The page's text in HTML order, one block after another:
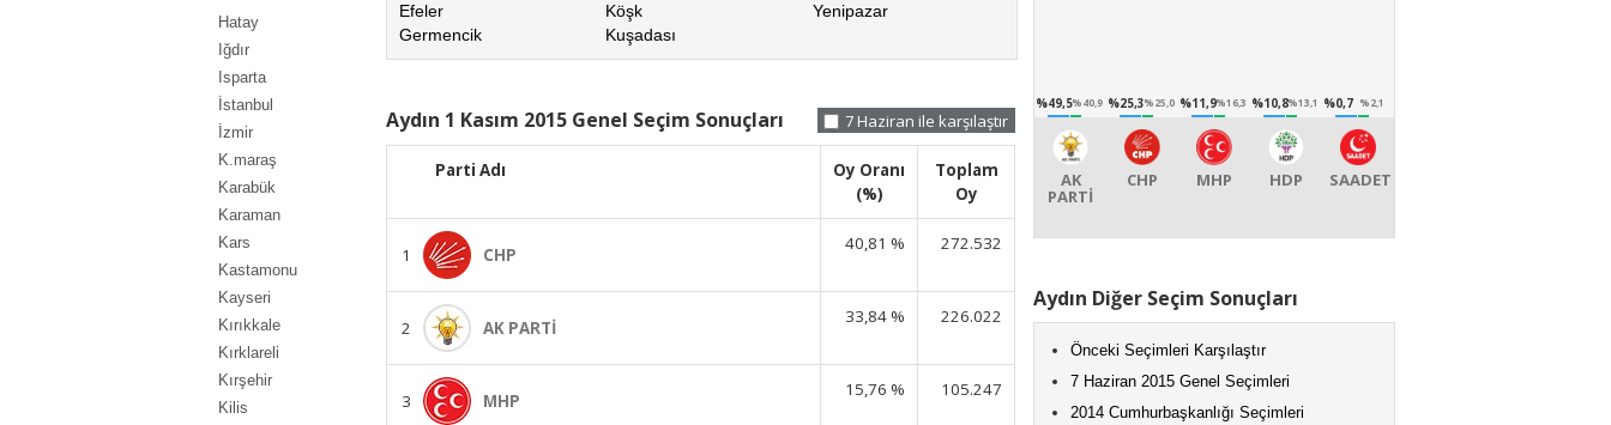
Hatay
Iğdır
Isparta
İstanbul
İzmir
K.maraş
Karabük
Karaman
Kars
Kastamonu
Kayseri
Kırıkkale
Kırklareli
Kırşehir
Kilis
Efeler
Germencik
Köşk
Kuşadası
Yenipazar
Aydın 1 Kasım 2015 Genel Seçim Sonuçları 7 Haziran ile karşılaştır
Parti Adı
Oy Oranı
(%)
Toplam
Oy
1 CHP
40,81 % 272.532
2 AK PARTİ
33,84 % 226.022
3 MHP
15,76 % 105.247
%49,5%40,9
AK
PARTİ
%25,3%25,0
CHP
%11,9%16,3
MHP
%10,8%13,1
HDP
%0,7 %2,1
SAADET
Aydın Diğer Seçim Sonuçları
Önceki Seçimleri Karşılaştır
7 Haziran 2015 Genel Seçimleri
2014 Cumhurbaşkanlığı Seçimleri